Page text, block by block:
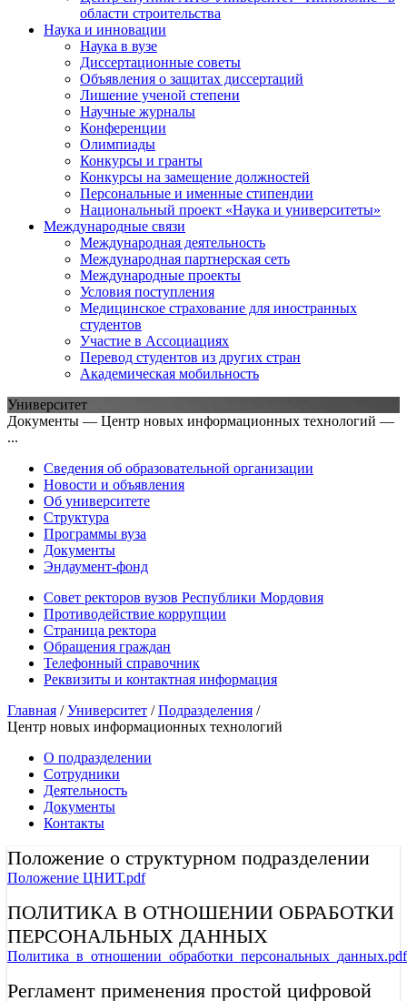
области строительства
Наука и инновации
Наука в вузе
Диссертационные советы
Объявления о защитах диссертаций
Лишение ученой степени
Научные журналы
Конференции
Олимпиады
Конкурсы и гранты
Конкурсы на замещение должностей
Персональные и именные стипендии
Национальный проект «Наука и университеты»
Международные связи
Международная деятельность
Международная партнерская сеть
Международные проекты
Условия поступления
Медицинское страхование для иностранных
студентов
Участие в Ассоциациях
Перевод студентов из других стран
Академическая мобильность
Университет
Документы — Центр новых информационных технологий —
...
Сведения об образовательной организации
Новости и объявления
Об университете
Структура
Программы вуза
Документы
Эндаумент-фонд
Совет ректоров вузов Республики Мордовия
Противодействие коррупции
Страница ректора
Обращения граждан
Телефонный справочник
Реквизиты и контактная информация
Главная /Университет /Подразделения /
Центр новых информационных технологий
О подразделении
Сотрудники
Деятельность
Документы
Контакты
Положение о структурном подразделении
Положение ЦНИТ.pdf
ПОЛИТИКА В ОТНОШЕНИИ ОБРАБОТКИ
ПЕРСОНАЛЬНЫХ ДАННЫХ
Политика_в_отношении_обработки_персональных_данных.pdf
Регламент применения простой цифровой